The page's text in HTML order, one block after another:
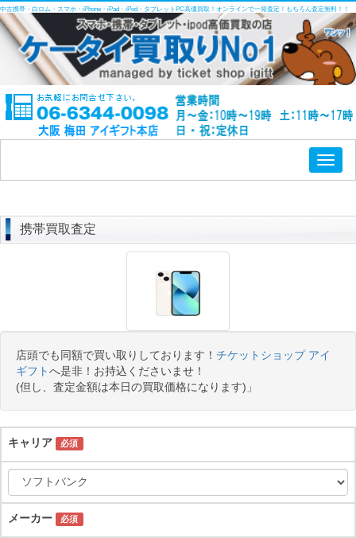
中古携帯・白ロム・スマホ・iPhone・iPad・iPod・タブレットPC高価買取！オンラインで一発査定！もちろん査定無料！！
携帯買取査定
店頭でも同額で買い取りしております！ チケットショップ アイ
ギフトへ是非！お持込くださいませ！
(但し、査定金額は本日の買取価格になります)」
キャリア 必須
メーカー 必須